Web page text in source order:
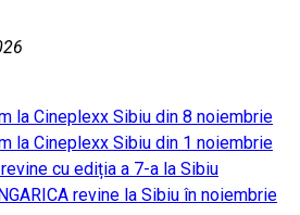
la Cineplexx Sibiu din 8 noiembrie
la Cineplexx Sibiu din 1 noiembrie
cu ediția a 7-a la Sibiu
revine la Sibiu în noiembrie